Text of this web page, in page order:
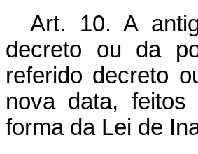
Art. 10. A
decreto ou da
referido decreto
nova data,
forma da Lei de